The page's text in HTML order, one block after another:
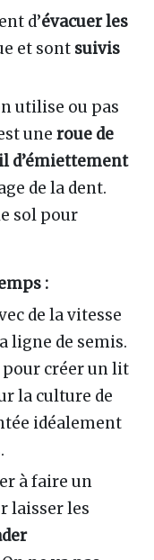
d’évacuer les
et sont suivis
utilise ou pas
uneroue de
d’émiettement
de la dent.
sol pour
:
de la vitesse
ligne de semis.
pour créer un lit
la culture de
idéalement
à faire un
laisser les